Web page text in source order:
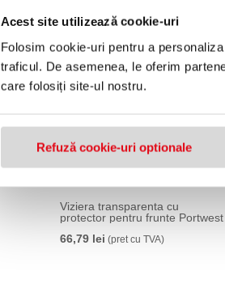
Acest site utilizează cookie-uri
Folosim cookie-uri pentru a
traficul. De asemenea, le oferim
care folosiți site-ul nostru.
Refuză cookie-uri optionale
Viziera transparenta cu
protector pentru frunte Portwest
66,79 lei (pret cu TVA)